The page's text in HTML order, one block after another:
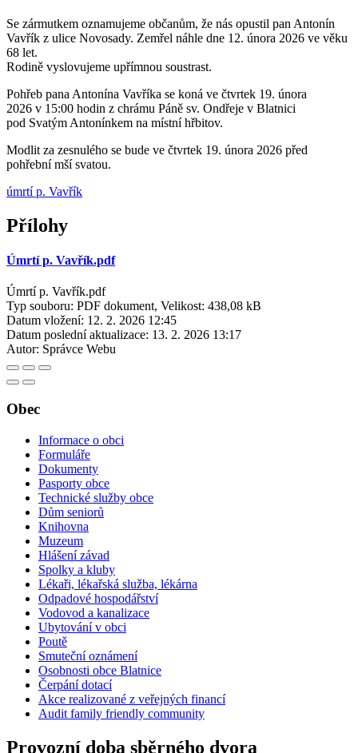
Se zármutkem oznamujeme občanům, že nás opustil pan Antonín
Vavřík z ulice Novosady. Zemřel náhle dne 12. února 2026 ve věku
68 let.
Rodině vyslovujeme upřímnou soustrast.
Pohřeb pana Antonína Vavříka se koná ve čtvrtek 19. února
2026 v 15:00 hodin z chrámu Páně sv. Ondřeje v Blatnici
pod Svatým Antonínkem na místní hřbitov.
Modlit za zesnulého se bude ve čtvrtek 19. února 2026 před
pohřební mší svatou.
úmrtí p. Vavřík
Přílohy
Úmrtí p. Vavřík.pdf
Úmrtí p. Vavřík.pdf
Typ souboru: PDF dokument, Velikost: 438,08 kB
Datum vložení: 12. 2. 2026 12:45
Datum poslední aktualizace: 13. 2. 2026 13:17
Autor: Správce Webu
Obec
Informace o obci
Formuláře
Dokumenty
Pasporty obce
Technické služby obce
Dům seniorů
Knihovna
Muzeum
Hlášení závad
Spolky a kluby
Lékaři, lékařská služba, lékárna
Odpadové hospodářství
Vodovod a kanalizace
Ubytování v obci
Poutě
Smuteční oznámení
Osobnosti obce Blatnice
Čerpání dotací
Akce realizované z veřejných financí
Audit family friendly community
Provozní doba sběrného dvora